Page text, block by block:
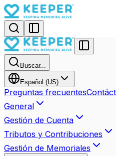
Buscar...
Español (US)
Preguntas frecuentes
General
Gestión de Cuenta
Tributos y Contribuciones
Gestión de Memoriales